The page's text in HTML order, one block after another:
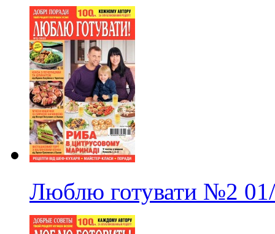
Люблю готувати №2